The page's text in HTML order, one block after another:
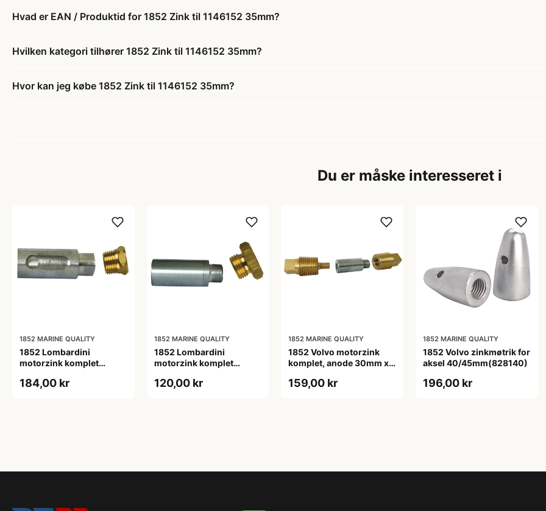
Hvad er EAN / Produktid for 1852 Zink til 1146152 35mm?
Hvilken kategori tilhører 1852 Zink til 1146152 35mm?
Hvor kan jeg købe 1852 Zink til 1146152 35mm?
Du er måske interesseret i
1852 MARINE QUALITY
1852 Lombardini
motorzink komplet
184,00 kr
1852 MARINE QUALITY
1852 Lombardini
motorzink komplet
møtrik:16x1,5
120,00 kr
1852 MARINE QUALITY
1852 Volvo motorzink
komplet, anode 30mm x
159,00 kr
1852 MARINE QUALITY
1852 Volvo zinkmøtrik for
aksel 40/45mm(828140)
196,00 kr